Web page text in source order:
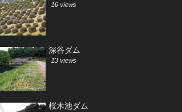
16 views
深谷ダム
13 views
桜木池ダム